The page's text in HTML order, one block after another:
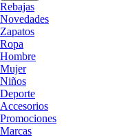
Rebajas
Novedades
Zapatos
Ropa
Hombre
Mujer
Niños
Deporte
Accesorios
Promociones
Marcas